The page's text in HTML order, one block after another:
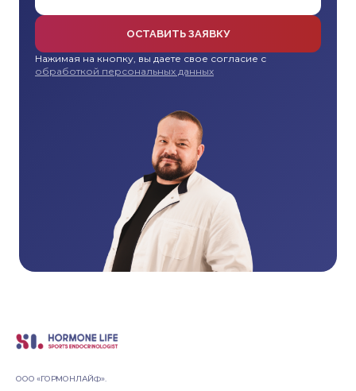
ОСТАВИТЬ ЗАЯВКУ
Нажимая на кнопку, вы даете свое согласие с
обработкой персональных данных
ООО «ГОРМОНЛАЙФ».